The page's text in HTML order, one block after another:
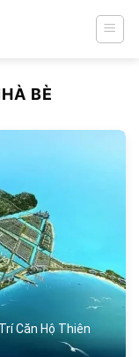
BÈ
Căn Hộ Thiên